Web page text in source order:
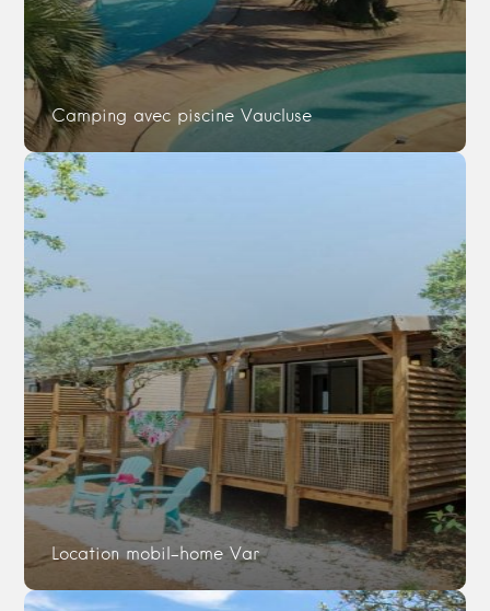
Camping avec piscine Vaucluse
Location mobil-home Var